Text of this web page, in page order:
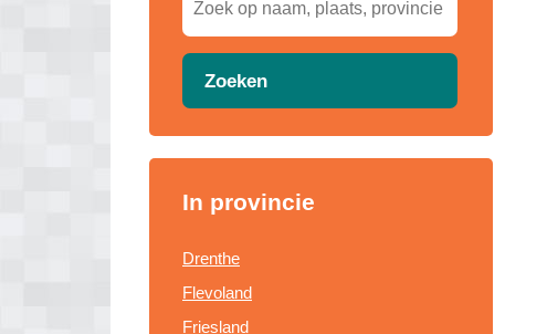
Zoeken
In provincie
Drenthe
Flevoland
Friesland